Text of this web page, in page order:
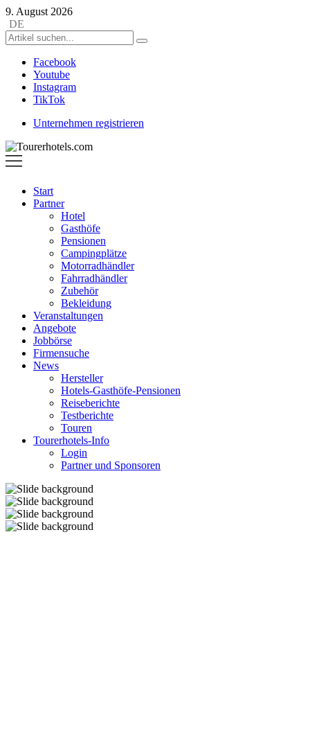
9. August 2026
DE
Facebook
Youtube
Instagram
TikTok
Unternehmen registrieren
Tourerhotels.com
Start
Partner
Hotel
Gasthöfe
Pensionen
Campingplätze
Motorradhändler
Fahrradhändler
Zubehör
Bekleidung
Veranstaltungen
Angebote
Jobbörse
Firmensuche
News
Hersteller
Hotels-Gasthöfe-Pensionen
Reiseberichte
Testberichte
Touren
Tourerhotels-Info
Login
Partner und Sponsoren